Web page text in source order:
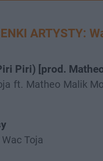
ARTYSTY:
Piri) [prod.
ft. Matheo Malik
Wac Toja